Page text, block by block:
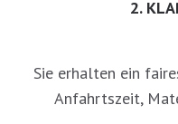
2.
Sie erhalten ein
Anfahrtszeit,